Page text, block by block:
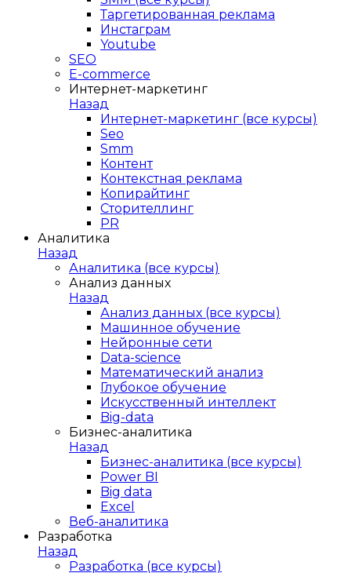
Таргетированная реклама
Инстаграм
Youtube
SEO
E-сommerce
Интернет-маркетинг
Назад
Интернет-маркетинг (все курсы)
Seo
Smm
Контент
Контекстная реклама
Копирайтинг
Сторителлинг
PR
Аналитика
Назад
Аналитика (все курсы)
Анализ данных
Назад
Анализ данных (все курсы)
Машинное обучение
Нейронные сети
Data-science
Математический анализ
Глубокое обучение
Искусственный интеллект
Big-data
Бизнес-аналитика
Назад
Бизнес-аналитика (все курсы)
Power BI
Big data
Excel
Веб-аналитика
Разработка
Назад
Разработка (все курсы)